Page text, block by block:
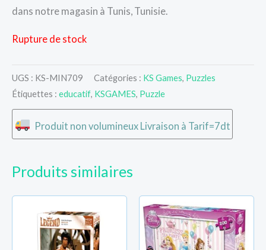
dans notre magasin à Tunis, Tunisie.
Rupture de stock
UGS : KS-MIN709 Catégories : KS Games, Puzzles
Étiquettes : educatif, KSGAMES, Puzzle
Produit non volumineux Livraison à Tarif=7dt
Produits similaires